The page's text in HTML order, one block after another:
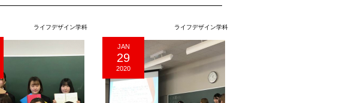
ライフデザイン学科 ライフデザイン学科
JAN
29
2020